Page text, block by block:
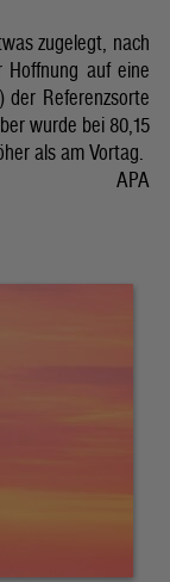
zugelegt, nach
auf eine
der Referenzsorte
wurde bei 80,15
als am Vortag.
APA